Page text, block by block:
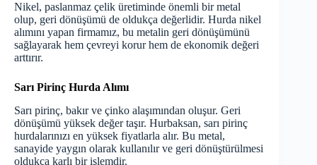
Nikel, paslanmaz çelik üretiminde önemli bir metal
olup, geri dönüşümü de oldukça değerlidir. Hurda nikel
alımını yapan firmamız, bu metalin geri dönüşümünü
sağlayarak hem çevreyi korur hem de ekonomik değeri
arttırır.
Sarı Pirinç Hurda Alımı
Sarı pirinç, bakır ve çinko alaşımından oluşur. Geri
dönüşümü yüksek değer taşır. Hurbaksan, sarı pirinç
hurdalarınızı en yüksek fiyatlarla alır. Bu metal,
sanayide yaygın olarak kullanılır ve geri dönüştürülmesi
oldukça karlı bir işlemdir.